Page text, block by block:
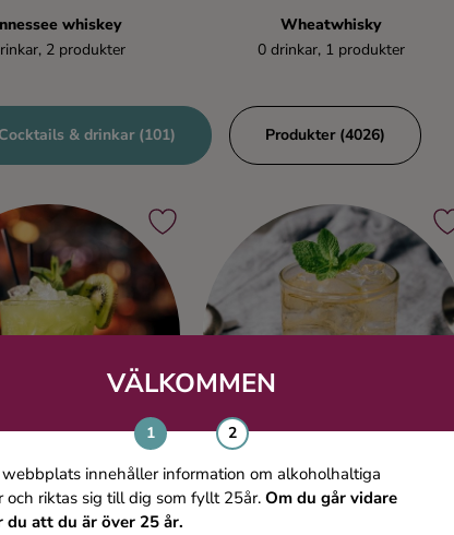
VÄLKOMMEN
innehåller information om alkoholhaltiga
och riktas sig till dig som fyllt 25år.Om du går vidare
du att du är över 25 år.
whiskey
2 produkter
Wheatwhisky
0 drinkar, 1 produkter
Cocktails & drinkar (101) Produkter (4026)